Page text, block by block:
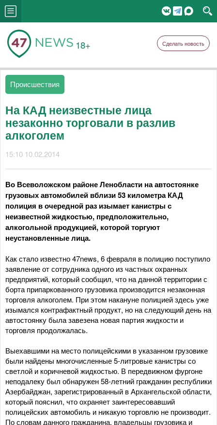
18+ Сделать новость
Происшествия
На КАД неизвестные лица
незаконно торговали в разлив
алкоголем
15:10 10.02.2014
Во Всеволожском районе Ленобласти на автостоянке
грузовых автомобилей вблизи 53 километра КАД
полиция в очередной раз изымает канистры с
неизвестной жидкостью, предположительно,
алкогольной продукцией, которой торгуют
неустановленные лица.
Как стало известно 47news, 6 февраля в полицию поступило
заявление от сотрудника одного из частных охранных
предприятий, который сообщил, что на данной территории с
борта припаркованного грузовика производится незаконная
торговля алкоголем. При этом накануне полицией здесь уже
изымался контрафактный продукт, но на следующий день на
автостоянку была завезена новая партия жидкости и
торговля продолжалась.
Выехавшими на место полицейскими в указанном грузовике
были найдены многочисленные 5-литровые канистры со
светлой и коричневой жидкостью. В передвижном фургоне
неподалеку был обнаружен 58-летний гражданин республики
Азербайджан, зарегистрированный в Архангельской области,
который пояснил, что охраняет заинтересовавший
полицейских автомобиль и никакую торговлю не производит.
По словам данного гражданина, владельцы грузовика и